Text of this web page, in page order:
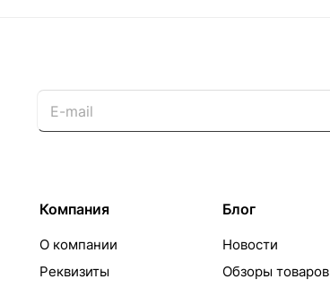
Компания
О компании
Реквизиты
Блог
Новости
Обзоры товаров